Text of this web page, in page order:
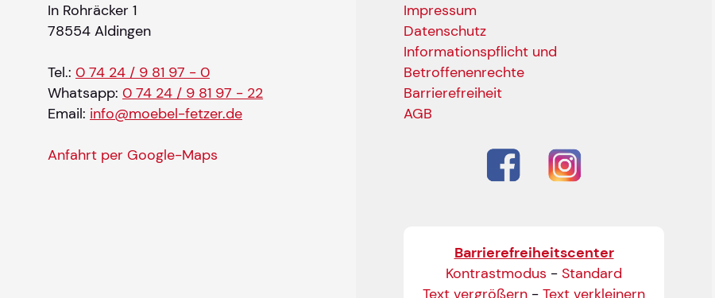
In Rohräcker 1
78554 Aldingen
Tel.: 0 74 24 / 9 81 97 - 0
Whatsapp: 0 74 24 / 9 81 97 - 22
Email: info@moebel-fetzer.de
Anfahrt per Google-Maps
Impressum
Datenschutz
Informationspflicht und
Betroffenenrechte
Barrierefreiheit
AGB
Barrierefreiheitscenter
Kontrastmodus - Standard
Text vergrößern - Text verkleinern